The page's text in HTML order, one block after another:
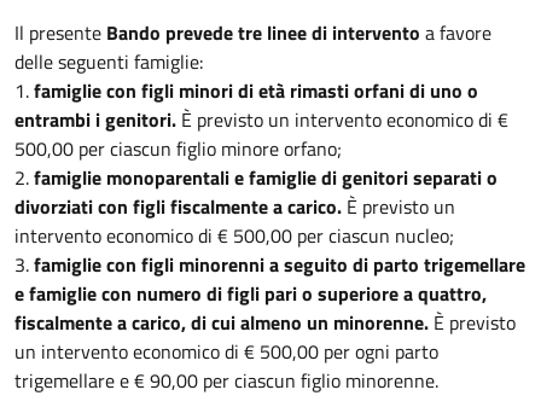
Il presente Bando prevede tre linee di intervento a favore
delle seguenti famiglie:
1.famiglie con figli minori di età rimasti orfani di uno o
entrambi i genitori. È previsto un intervento economico di €
500,00 per ciascun figlio minore orfano;
2.famiglie monoparentali e famiglie di genitori separati o
divorziati con figli fiscalmente a carico. È previsto un
intervento economico di € 500,00 per ciascun nucleo;
3.famiglie con figli minorenni a seguito di parto trigemellare
e famiglie con numero di figli pari o superiore a quattro,
fiscalmente a carico, di cui almeno un minorenne. È previsto
un intervento economico di € 500,00 per ogni parto
trigemellare e € 90,00 per ciascun figlio minorenne.